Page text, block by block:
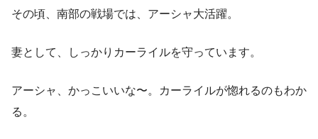
その頃、南部の戦場では、アーシャ大活躍。
妻として、しっかりカーライルを守っています。
アーシャ、かっこいいな〜。カーライルが惚れるのもわか
る。